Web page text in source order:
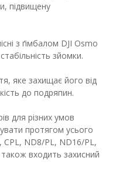
підвищену
з ґімбалом DJI Osmo
зйомки.
яке захищає його від
до подряпин.
для різних умов
протягом усього
ND8/PL, ND16/PL,
входить захисний